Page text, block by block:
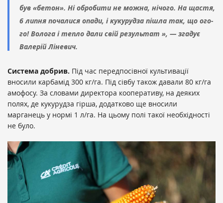
був «бетон». Ні обробити не можна, нічого. На щастя,
6 липня почалися опади, і кукурудза пішла так, що ого-
го! Волога і тепло дали свій результат », — згадує
Валерій Ліневич.
Система добрив. Під час передпосівної культивації
вносили карбамід 300 кг/га. Під сівбу також давали 80 кг/га
амофосу. За словами директора кооперативу, на деяких
полях, де кукурудза гірша, додатково ще вносили
марганець у нормі 1 л/га. На цьому полі такої необхідності
не було.